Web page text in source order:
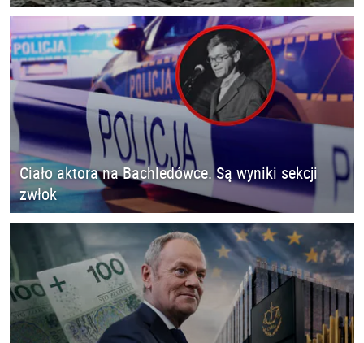
Ciało aktora na Bachledówce. Są wyniki sekcji
zwłok